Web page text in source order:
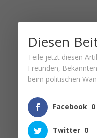
Diesen
Teile jetzt diesen
Freunden,
beim politischen
Facebook 0
Twitter 0